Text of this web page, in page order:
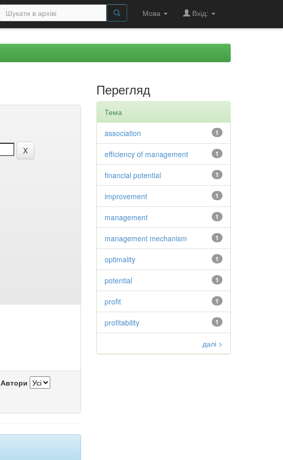
Мова Вхід:
Автори
Перегляд
Тема
1
association
1
efficiency of management
1
financial potential
1
improvement
1
management
1
management mechanism
1
optimality
1
potential
1
profit
1
profitability
далі >